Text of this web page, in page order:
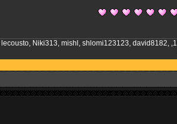
,
lecousto, Niki313, mishl , shlomi123123, david8182,